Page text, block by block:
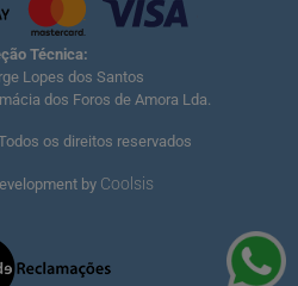
Técnica:
Lopes dos Santos
dos Foros de Amora Lda.
os direitos reservados
by Coolsis